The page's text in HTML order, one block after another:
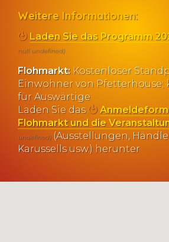
Weitere Informationen:
Laden Sie das Programm
null undefined)
Flohmarkt: Kostenloser
Einwohner von
für Auswärtige
Laden Sie das
Flohmarkt und die
undefined)(Ausstellungen,
Karussells usw.) herunter